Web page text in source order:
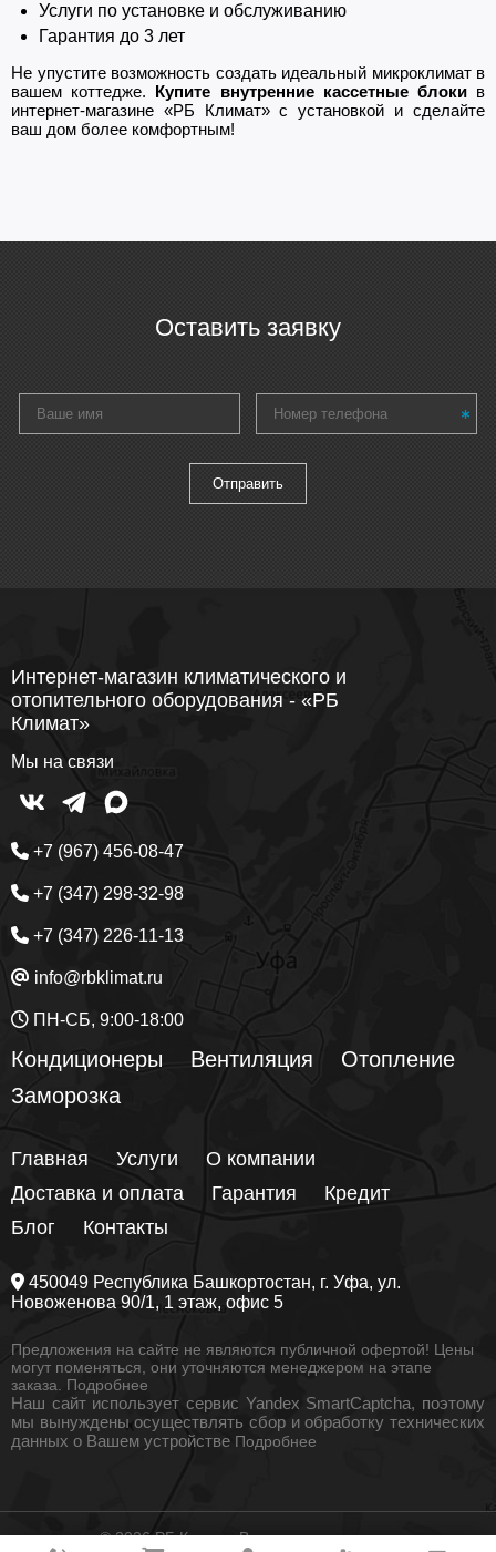
Услуги по установке и обслуживанию
Гарантия до 3 лет
Не упустите возможность создать идеальный микроклимат в
вашем коттедже. Купите внутренние кассетные блокив
интернет-магазине «РБ Климат» с установкой и сделайте
ваш дом более комфортным!
Оставить заявку
Интернет-магазин климатического и
отопительного оборудования - «РБ
Климат»
Мы на связи
+7 (967) 456-08-47
+7 (347) 298-32-98
+7 (347) 226-11-13
info@rbklimat.ru
ПН-СБ, 9:00-18:00
Кондиционеры Вентиляция
Отопление
Заморозка
Главная Услуги
О компании
Доставка и оплата
Гарантия
Кредит
Блог
Контакты
450049 Республика Башкортостан, г. Уфа, ул.
Новоженова 90/1, 1 этаж, офис 5
Предложения на сайте не являются публичной офертой! Цены
могут поменяться, они уточняются менеджером на этапе
заказа. Подробнее
Наш сайт использует сервис Yandex SmartCaptcha, поэтому
мы вынуждены осуществлять сбор и обработку технических
данных о Вашем устройстве Подробнее
© 2026 РБ Климат. Все права защищены